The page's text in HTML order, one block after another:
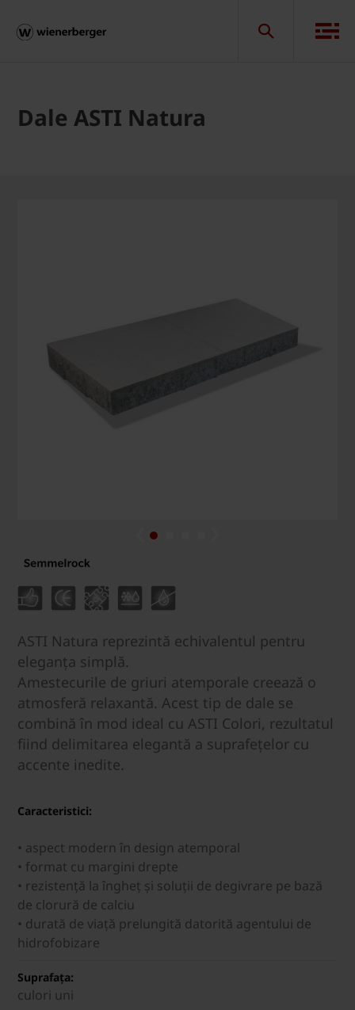
Dale ASTI Natura
ASTI Natura reprezintă echivalentul pentru
eleganța simplă.
Amestecurile de griuri atemporale creează o
atmosferă relaxantă. Acest tip de dale se
combină în mod ideal cu ASTI Colori, rezultatul
fiind delimitarea elegantă a suprafețelor cu
accente inedite.
Caracteristici:
• aspect modern în design atemporal
• format cu margini drepte
• rezistență la îngheț și soluții de degivrare pe bază
de clorură de calciu
• durată de viață prelungită datorită agentului de
hidrofobizare
Suprafața:
culori uni